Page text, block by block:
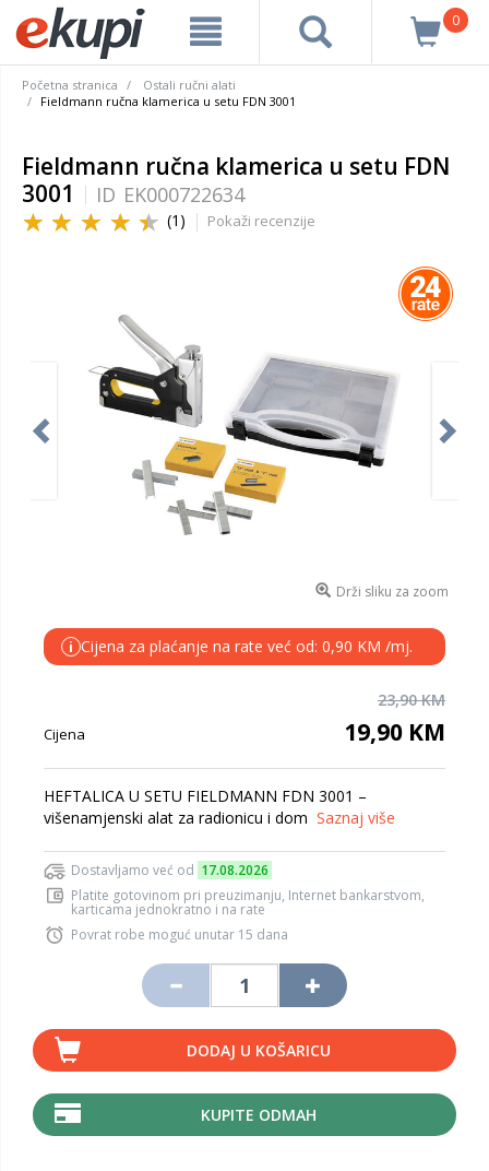
0
Početna stranica
Ostali ručni alati
Fieldmann ručna klamerica u setu FDN 3001
Fieldmann ručna klamerica u setu FDN
3001
ID EK000722634
(1) Pokaži recenzije
Drži sliku za zoom
i Cijena za plaćanje na rate već od: 0,90 KM /mj.
23,90 KM
Cijena 19,90 KM
HEFTALICA U SETU FIELDMANN FDN 3001 –
višenamjenski alat za radionicu i dom Saznaj više
Dostavljamo već od 17.08.2026
Platite gotovinom pri preuzimanju, Internet bankarstvom,
karticama jednokratno i na rate
Povrat robe moguć unutar 15 dana
DODAJ U KOŠARICU
KUPITE ODMAH